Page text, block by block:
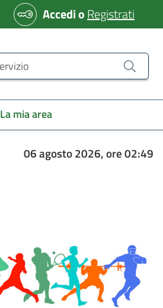
AccedioRegistrati
La mia area
06 agosto 2026, ore 02:49